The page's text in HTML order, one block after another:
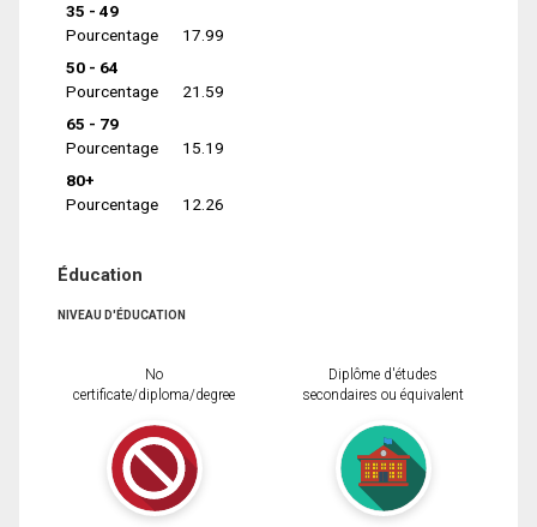
35 - 49
Pourcentage
17.99
50 - 64
Pourcentage
21.59
65 - 79
Pourcentage
15.19
80+
Pourcentage
12.26
Éducation
NIVEAU D'ÉDUCATION
No
certificate/diploma/degree
Diplôme d'études
secondaires ou équivalent